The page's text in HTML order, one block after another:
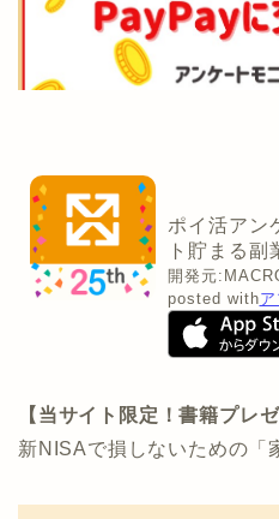
ポイ活アン
ト貯まる副
開発元:
posted with
【当サイト限定！書籍プレ
新NISAで損しないための「